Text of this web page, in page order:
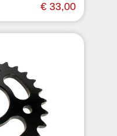
€ 33,00